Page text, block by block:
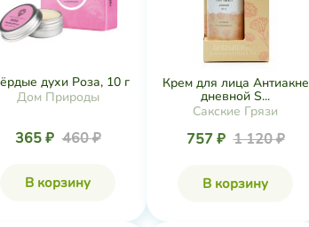
духи Роза, 10 г
Дом Природы
365 ₽ 460 ₽
В корзину
Крем для лица Антиакне
дневной S...
Сакские Грязи
757 ₽ 1 120 ₽
В корзину